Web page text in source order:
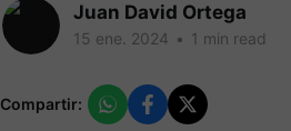
Juan David Ortega
15 ene. 2024 • 1 min read
Compartir: